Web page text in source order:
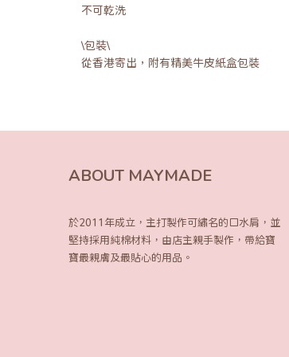
不可乾洗
\包裝\
從香港寄出，附有精美牛皮紙盒包裝
ABOUT MAYMADE
於2011年成立，主打製作可繡名的口水肩， 並
堅持採用純棉材料，由店主親手製作， 帶給寶
寶最親膚及最貼心的用品。